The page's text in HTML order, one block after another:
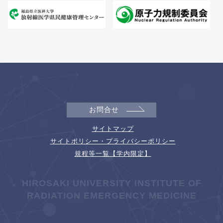
お問合せ
サイトマップ
サイトポリシー・プライバシーポリシー
規程等一覧【学内限定】
HIROSAKI UNIVERSITY INSTITUTE OF
RADIATION EMERGENCY MEDICINE